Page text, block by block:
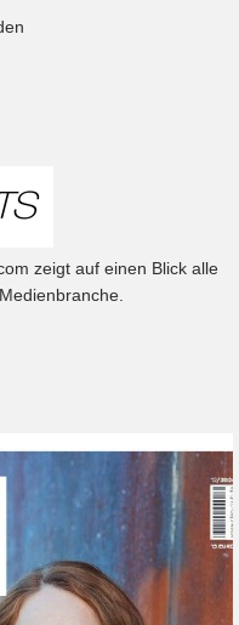
zeigt auf einen Blick alle